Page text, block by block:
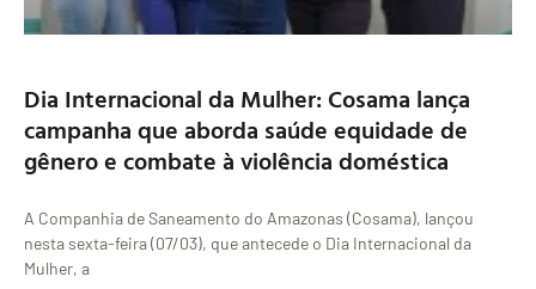
Dia Internacional da Mulher: Cosama lança
campanha que aborda saúde equidade de
gênero e combate à violência doméstica
A Companhia de Saneamento do Amazonas (Cosama), lançou
nesta sexta-feira (07/03), que antecede o Dia Internacional da
Mulher, a